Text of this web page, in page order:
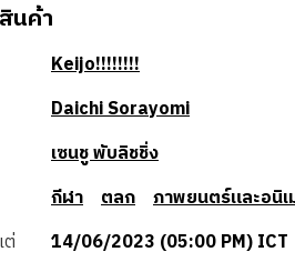
นค้า
Keijo!!!!!!!!
Daichi Sorayomi
เซนชู พับลิชชิ่ง
กีฬา ตลก ภาพยนตร์และอนิเ
14/06/2023 (05:00 PM) ICT